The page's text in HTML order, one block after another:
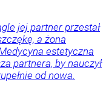
jej partner przestał
a żona
estetyczna
partnera, by nauczył
od nowa.